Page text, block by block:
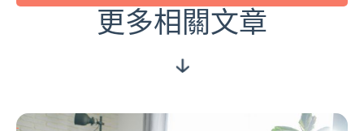
更多相關文章